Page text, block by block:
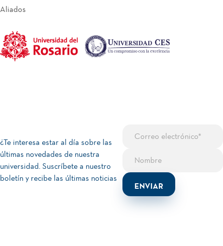
Aliados
¿Te interesa estar al día sobre las
últimas novedades de nuestra
universidad. Suscríbete a nuestro
boletín y recibe las últimas noticias